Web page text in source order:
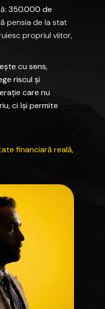
350.000 de
pensia de la stat
propriul viitor,
cu sens,
riscul și
care nu
ci își permite
financiară reală,